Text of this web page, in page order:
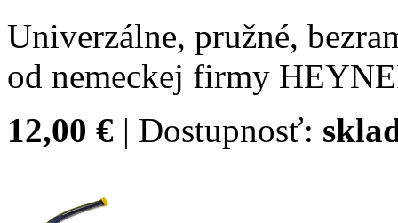
Univerzálne, pružné,
od nemeckej firmy
12,00 € | Dostupnosť: